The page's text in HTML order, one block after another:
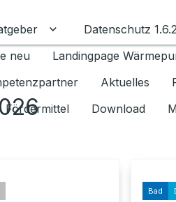
Untermenü für
Datenschutz
neu Landingpage
Aktuelles
Fördermittel Download
Bad